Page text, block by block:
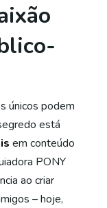
únicos podem
está
em conteúdo
PONY
ao criar
– hoje,